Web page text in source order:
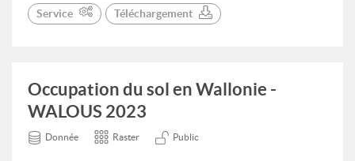
Service Téléchargement
Occupation du sol en Wallonie -
WALOUS 2023
Donnée Raster Public